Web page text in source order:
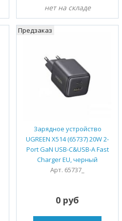
нет на складе
Зарядное устройство
UGREEN X514 (65737) 20W 2-
Port GaN USB-C&USB-A Fast
Charger EU, черный
Арт. 65737_
Предзаказ
0 руб